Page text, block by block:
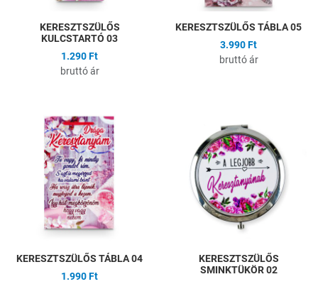
KERESZTSZÜLŐS
KULCSTARTÓ 03
1.290 Ft
bruttó ár
KERESZTSZÜLŐS TÁBLA 05
3.990 Ft
bruttó ár
Összehasonlítás
Gyors nézet
KERESZTSZÜLŐS TÁBLA 04
1.990 Ft
KERESZTSZÜLŐS
SMINKTÜKÖR 02